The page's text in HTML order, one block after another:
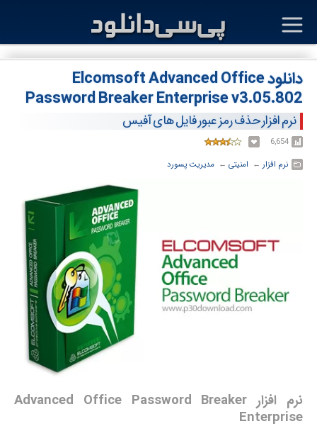
دانلود Elcomsoft Advanced Office
Password Breaker Enterprise v3.05.802
نرم افزار حذف رمز عبور فایل های آفیس
6,654
نرم افزار ← ‏ امنیتی ← ‏ مدیریت پسورد
نرم افزار Advanced Office Password Breaker
Enterprise